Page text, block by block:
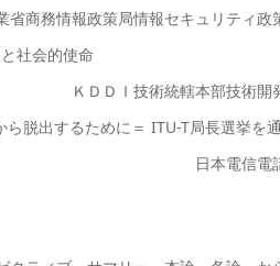
策局情報セキュリティ政策
社会的使命
轄本部技術開発本部
出するために＝ ITU-T局長選挙を
話取締役 井